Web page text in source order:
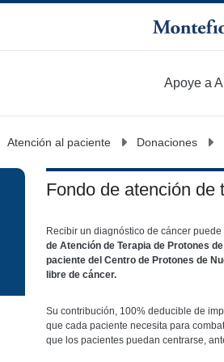
Apoye a
Atención al paciente Donaciones
Fondo de atención de
Recibir un diagnóstico de cáncer
de Atención de Terapia de Protones
paciente del Centro de Protones de
libre de cáncer.
Su contribución, 100% deducible de
que cada paciente necesita para
que los pacientes puedan centrarse,